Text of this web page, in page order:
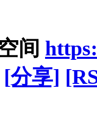
间
[分享]